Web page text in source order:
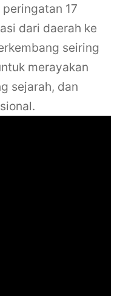
17
dari daerah ke
seiring
merayakan
sejarah, dan